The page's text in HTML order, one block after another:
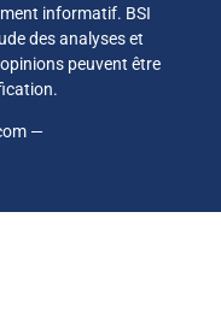
informatif. BSI
des analyses et
peuvent être
—